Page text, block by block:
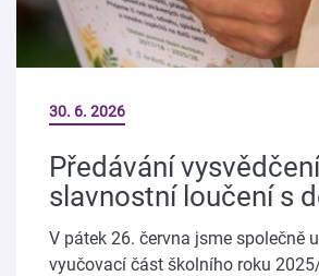
30. 6. 2026
Předávání
slavnostní loučení s
V pátek 26. června jsme společně
vyučovací část školního roku